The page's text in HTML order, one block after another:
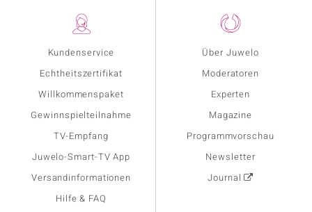
Kundenservice
Echtheitszertifikat
Willkommenspaket
Gewinnspielteilnahme
TV-Empfang
Juwelo-Smart-TV App
Versandinformationen
Hilfe & FAQ
Über Juwelo
Moderatoren
Experten
Magazine
Programmvorschau
Newsletter
Journal